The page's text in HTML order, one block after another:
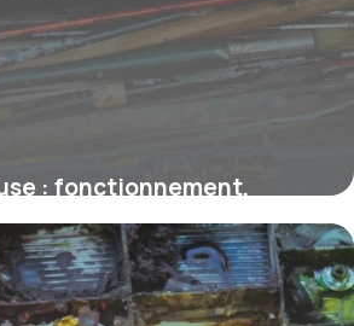
: fonctionnement,
d’achat